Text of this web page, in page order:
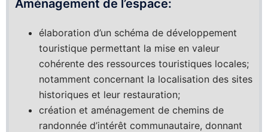
Aménagement de l’espace:
élaboration d’un schéma de développement
touristique permettant la mise en valeur
cohérente des ressources touristiques locales;
notamment concernant la localisation des sites
historiques et leur restauration;
création et aménagement de chemins de
randonnée d’intérêt communautaire, donnant